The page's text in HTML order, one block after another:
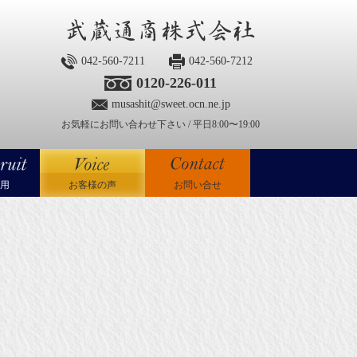
042-560-7211 042-560-7212
0120-226-011
musashit@sweet.ocn.ne.jp
お気軽にお問い合わせ下さい / 平日8:00〜19:00
お客様の声 お問い合せ